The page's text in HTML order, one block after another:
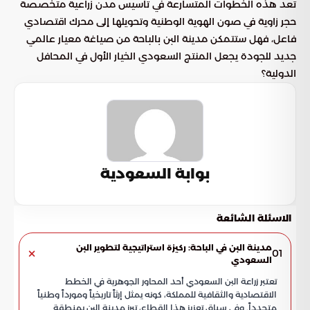
تعد هذه الخطوات المتسارعة في تأسيس مدن زراعية متخصصة
حجر زاوية في صون الهوية الوطنية وتحويلها إلى محرك اقتصادي
فاعل، فهل ستتمكن مدينة البن بالباحة من صياغة معيار عالمي
جديد للجودة يجعل المنتج السعودي الخيار الأول في المحافل
الدولية؟
بوابة السعودية
الاسئلة الشائعة
01مدينة البن في الباحة: ركيزة استراتيجية لتطوير البن
السعودي
تعتبر زراعة البن السعودي أحد المحاور الجوهرية في الخطط
الاقتصادية والثقافية للمملكة، كونه يمثل إرثاً تاريخياً ومورداً وطنياً
متجدداً. وفي سياق تعزيز هذا القطاع، تبرز مدينة البن بمنطقة